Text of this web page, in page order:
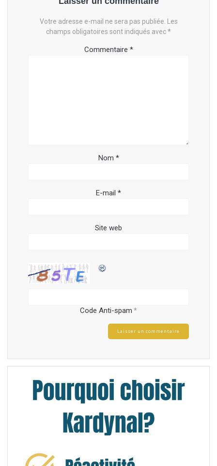
Votre adresse e-mail ne sera pas publiée.
Les
champs obligatoires sont indiqués avec*
Commentaire *
Nom *
E-mail *
Site web
Code Anti-spam *